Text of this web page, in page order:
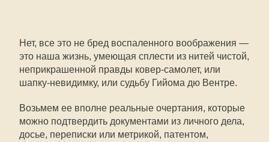
Нет, все это не бред воспаленного воображения —
это наша жизнь, умеющая сплести из нитей чистой,
неприкрашенной правды ковер-самолет, или
шапку-невидимку, или судьбу Гийома дю Вентре.
Возьмем ее вполне реальные очертания, которые
можно подтвердить документами из личного дела,
досье, переписки или метрикой, патентом,